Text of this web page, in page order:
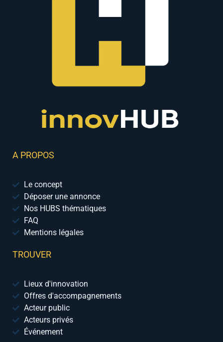
A PROPOS
Le concept
Déposer une annonce
Nos HUBS thématiques
FAQ
Mentions légales
TROUVER
Lieux d'innovation
Offres d'accompagnements
Acteur public
Acteurs privés
Événement